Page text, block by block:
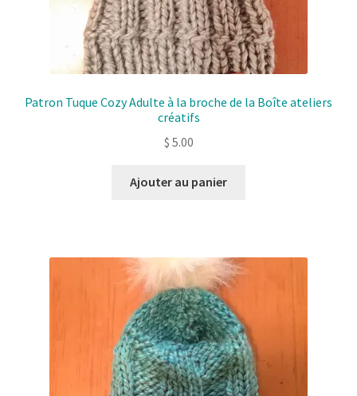
Patron Tuque Cozy Adulte à la broche de la Boîte ateliers
créatifs
$ 5.00
Ajouter au panier